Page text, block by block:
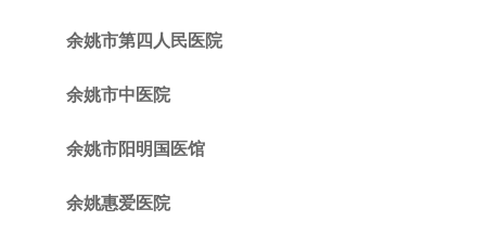
余姚市第四人民医院
余姚市中医院
余姚市阳明国医馆
余姚惠爱医院